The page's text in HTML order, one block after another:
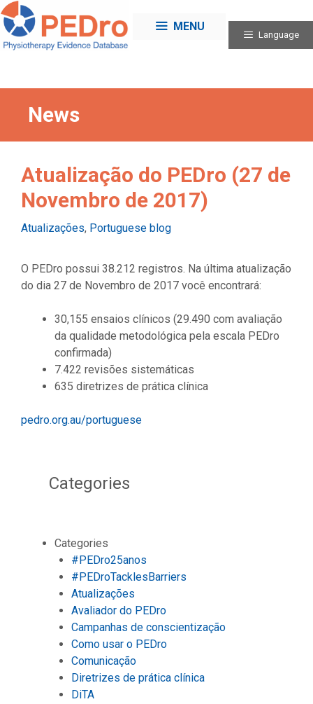
Skip
to
content
MENU
Language
News
Atualização do PEDro (27 de
Novembro de 2017)
Categories
Atualizações, Portuguese blog
O PEDro possui 38.212 registros. Na última atualização
do dia 27 de Novembro de 2017 você encontrará:
30,155 ensaios clínicos (29.490 com avaliação
da qualidade metodológica pela escala PEDro
confirmada)
7.422 revisões sistemáticas
635 diretrizes de prática clínica
pedro.org.au/portuguese
Categories
Categories
#PEDro25anos
#PEDroTacklesBarriers
Atualizações
Avaliador do PEDro
Campanhas de conscientização
Como usar o PEDro
Comunicação
Diretrizes de prática clínica
DiTA